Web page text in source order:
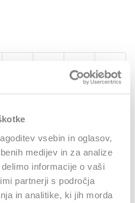
vsebin in oglasov,
medijev in za analize
informacije o vaši
partnerji s področja
in analitike, ki jih morda